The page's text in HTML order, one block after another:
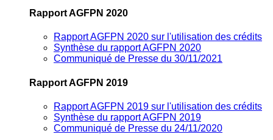
Rapport AGFPN 2020
Rapport AGFPN 2020 sur l'utilisation des crédits
Synthèse du rapport AGFPN 2020
Communiqué de Presse du 30/11/2021
Rapport AGFPN 2019
Rapport AGFPN 2019 sur l'utilisation des crédits
Synthèse du rapport AGFPN 2019
Communiqué de Presse du 24/11/2020